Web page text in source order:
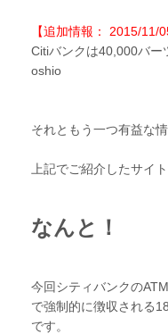
【追加情報： 2015/11/
Citiバンクは40,000バー
oshio
それともう一つ有益な
上記でご紹介したサイ
なんと！
今回シティバンクの
で強制的に徴収される
です。